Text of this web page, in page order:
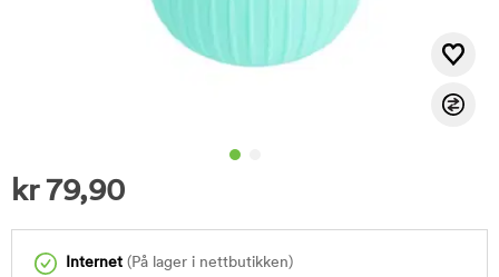
kr79,90
Internet (På lager i nettbutikken)